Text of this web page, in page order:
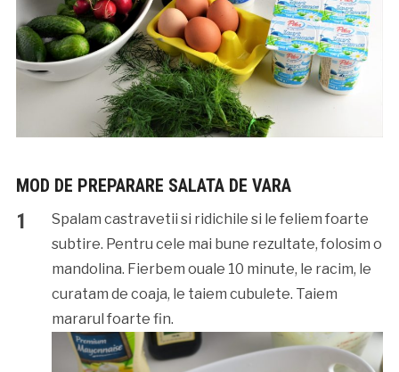
MOD DE PREPARARE SALATA DE VARA
Spalam castravetii si ridichile si le feliem foarte
subtire. Pentru cele mai bune rezultate, folosim o
mandolina. Fierbem ouale 10 minute, le racim, le
curatam de coaja, le taiem cubulete. Taiem
mararul foarte fin.